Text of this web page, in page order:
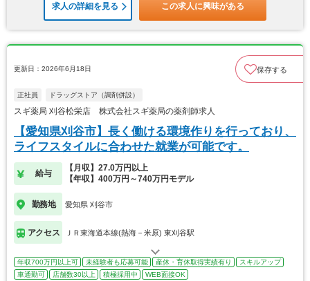
求人の詳細を見る この求人に興味がある
更新日：2026年6月18日 保存する
正社員 ドラッグストア（調剤併設）
スギ薬局 刈谷松栄店 株式会社スギ薬局の薬剤師求人
【愛知県刈谷市】長く働ける環境作りを行っており、
ライフスタイルに合わせた就業が可能です。
給与
【月収】27.0万円以上
【年収】400万円～740万円モデル
勤務地 愛知県 刈谷市
アクセス ＪＲ東海道本線(熱海－米原) 東刈谷駅
年収700万円以上可 未経験者も応募可能 産休・育休取得実績有り
スキルアップ
車通勤可
店舗数30以上 積極採用中 WEB面接OK